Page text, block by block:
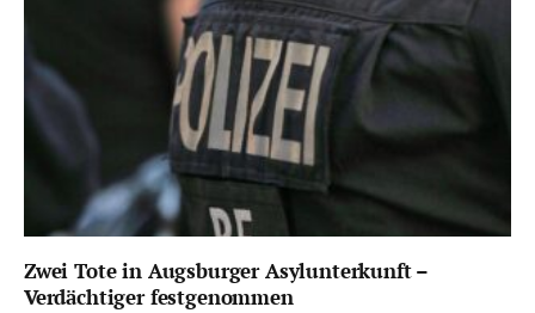
Zwei Tote in Augsburger Asylunterkunft –
Verdächtiger festgenommen